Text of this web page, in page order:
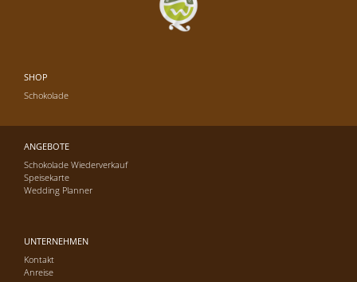
SHOP
Schokolade
ANGEBOTE
Schokolade Wiederverkauf
Speisekarte
Wedding Planner
UNTERNEHMEN
Kontakt
Anreise